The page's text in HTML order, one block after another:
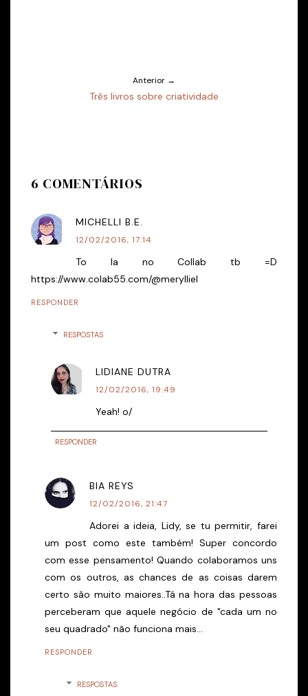
Anterior →
Três livros sobre criatividade
6 COMENTÁRIOS
MICHELLI B.E.
12/02/2016, 17:14
To la no Collab tb =D
https://www.colab55.com/@merylliel
RESPONDER
RESPOSTAS
LIDIANE DUTRA
12/02/2016, 19:49
Yeah! o/
RESPONDER
BIA REYS
12/02/2016, 21:47
Adorei a ideia, Lidy, se tu permitir, farei
um post como este também! Super concordo
com esse pensamento! Quando colaboramos uns
com os outros, as chances de as coisas darem
certo são muito maiores..Tá na hora das pessoas
perceberam que aquele negócio de "cada um no
seu quadrado" não funciona mais...
RESPONDER
RESPOSTAS